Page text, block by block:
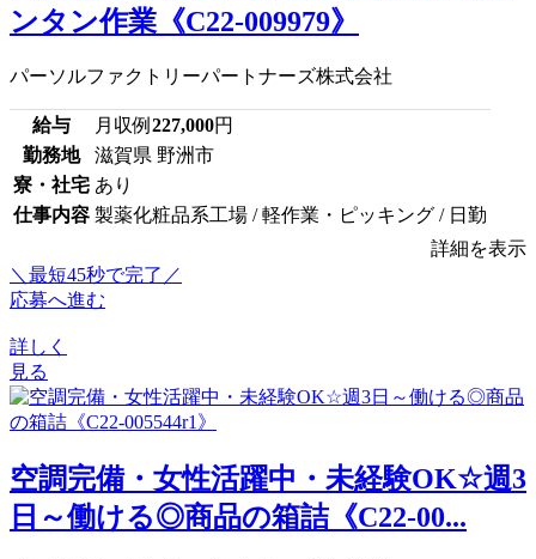
ンタン作業《C22-009979》
パーソルファクトリーパートナーズ株式会社
給与 月収例 227,000円
勤務地
滋賀県 野洲市
寮・社宅 あり
仕事内容 製薬化粧品系工場 / 軽作業・ピッキング / 日勤
詳細を表示
＼最短45秒で完了／
応募へ進む
詳しく
見る
空調完備・女性活躍中・未経験OK☆週3
日～働ける◎商品の箱詰《C22-00...